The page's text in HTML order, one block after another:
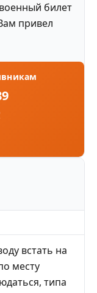
билет
привел
встать на
месту
типа